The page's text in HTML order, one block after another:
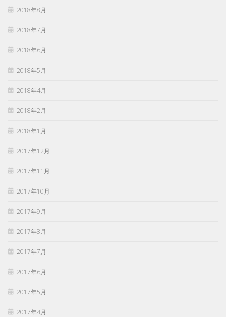
2018年8月
2018年7月
2018年6月
2018年5月
2018年4月
2018年2月
2018年1月
2017年12月
2017年11月
2017年10月
2017年9月
2017年8月
2017年7月
2017年6月
2017年5月
2017年4月